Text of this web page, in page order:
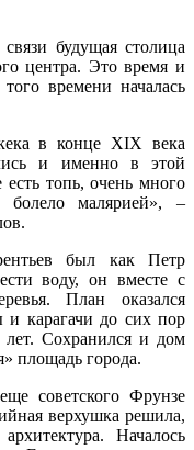
будущая столица
центра. Это время и
времени началась
в конце XIX века
и именно в этой
топь, очень много
болело малярией», –
был как Петр
воду, он вместе с
План оказался
и карагачи до сих пор
лет. Сохранился и дом
площадь города.
советского Фрунзе
верхушка решила,
Началось